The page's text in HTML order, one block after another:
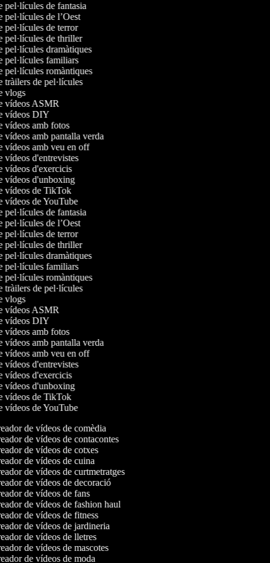
pel·lícules de fantasia
pel·lícules de l’Oest
pel·lícules de terror
pel·lícules de thriller
pel·lícules dramàtiques
pel·lícules familiars
pel·lícules romàntiques
tràilers de pel·lícules
vlogs
vídeos ASMR
vídeos DIY
vídeos amb fotos
vídeos amb pantalla verda
vídeos amb veu en off
vídeos d'entrevistes
vídeos d'exercicis
vídeos d'unboxing
vídeos de TikTok
vídeos de YouTube
pel·lícules de fantasia
pel·lícules de l’Oest
pel·lícules de terror
pel·lícules de thriller
pel·lícules dramàtiques
pel·lícules familiars
pel·lícules romàntiques
tràilers de pel·lícules
vlogs
vídeos ASMR
vídeos DIY
vídeos amb fotos
vídeos amb pantalla verda
vídeos amb veu en off
vídeos d'entrevistes
vídeos d'exercicis
vídeos d'unboxing
vídeos de TikTok
vídeos de YouTube
de vídeos de comèdia
de vídeos de contacontes
de vídeos de cotxes
de vídeos de cuina
de vídeos de curtmetratges
de vídeos de decoració
de vídeos de fans
de vídeos de fashion haul
de vídeos de fitness
de vídeos de jardineria
de vídeos de lletres
de vídeos de mascotes
de vídeos de moda